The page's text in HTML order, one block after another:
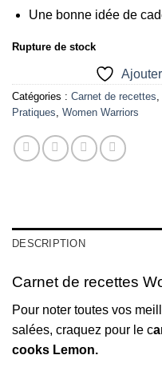
Une bonne idée de
Rupture de stock
Catégories : Carnet de recettes,
Pratiques, Women Warriors
DESCRIPTION
Carnet de recettes
Pour noter toutes vos
salées, craquez pour le c
cooks Lemon.